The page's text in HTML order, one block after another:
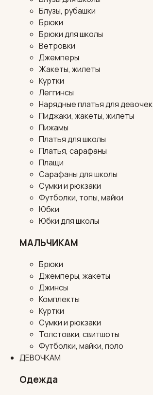
Блузы, рубашки
Брюки
Брюки для школы
Ветровки
Джемперы
Жакеты, жилеты
Куртки
Леггинсы
Нарядные платья для девочек
Пиджаки, жакеты, жилеты
Пижамы
Платья для школы
Платья, сарафаны
Плащи
Сарафаны для школы
Сумки и рюкзаки
Футболки, топы, майки
Юбки
Юбки для школы
МАЛЬЧИКАМ
Брюки
Джемперы, жакеты
Джинсы
Комплекты
Куртки
Сумки и рюкзаки
Толстовки, свитшоты
Футболки, майки, поло
ДЕВОЧКАМ
Одежда